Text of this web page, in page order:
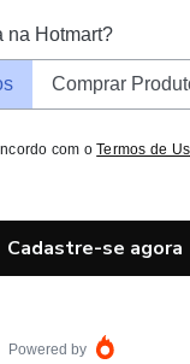
na Hotmart?
Comprar
com oTermos de
Cadastre-se agora
Powered by